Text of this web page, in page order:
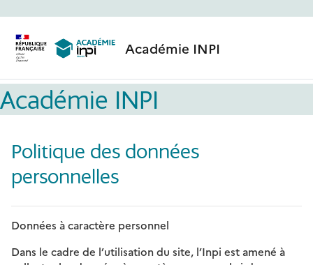
Académie INPI
Académie INPI
Politique des données
personnelles
Données à caractère personnel
Dans le cadre de l’utilisation du site, l’Inpi est amené à